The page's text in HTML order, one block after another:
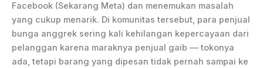
Facebook (Sekarang Meta) dan menemukan masalah
yang cukup menarik. Di komunitas tersebut, para penjual
bunga anggrek sering kali kehilangan kepercayaan dari
pelanggan karena maraknya penjual gaib — tokonya
ada, tetapi barang yang dipesan tidak pernah sampai ke